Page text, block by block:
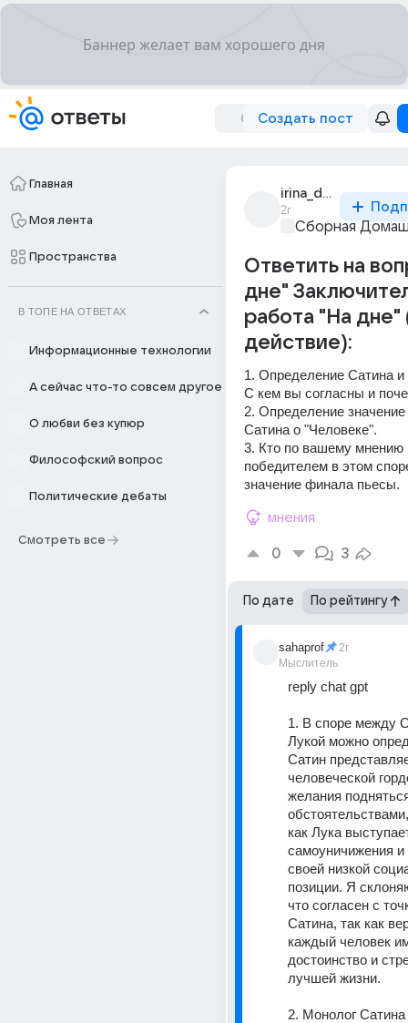
Создать пост
Главная
Моя лента
Пространства
В ТОПЕ НА ОТВЕТАХ
Информационные технологии
А сейчас что-то совсем другое
О любви без купюр
Философский вопрос
Политические дебаты
Смотреть все
irina_danilina_370
2г
Сборная
Ответить на
дне"
работа "На дне"
действие):
1. Определение Сатина и
С кем вы согласны и
2. Определение значение
Сатина о "Человеке".
3. Кто по вашему
победителем в этом
значение финала пьесы.
мнения
0 3
По дате По рейтингу
sahaprof
Мыслитель
2г
reply chat gpt
1. В споре между
Лукой можно
Сатин
человеческой
желания
как Лука
самоуничижения и
своей низкой
позиции. Я
что согласен с
Сатина, так как
каждый человек
достоинство и
лучшей жизни.
2. Монолог